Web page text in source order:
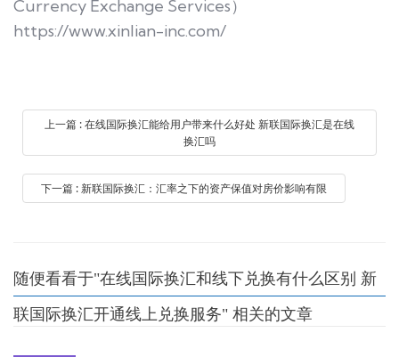
Currency Exchange Services）
https://www.xinlian-inc.com/
上一篇 : 在线国际换汇能给用户带来什么好处 新联国际换汇是在线
换汇吗
下一篇 : 新联国际换汇：汇率之下的资产保值对房价影响有限
随便看看于"在线国际换汇和线下兑换有什么区别 新
联国际换汇开通线上兑换服务" 相关的文章